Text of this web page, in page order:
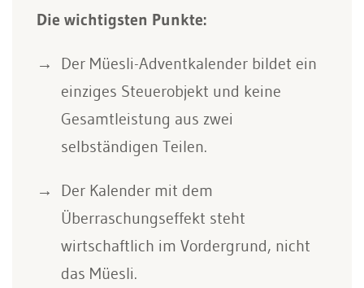
Die wichtigsten Punkte:
Der Müesli-Adventkalender bildet ein
einziges Steuerobjekt und keine
Gesamtleistung aus zwei
selbständigen Teilen.
Der Kalender mit dem
Überraschungseffekt steht
wirtschaftlich im Vordergrund, nicht
das Müesli.